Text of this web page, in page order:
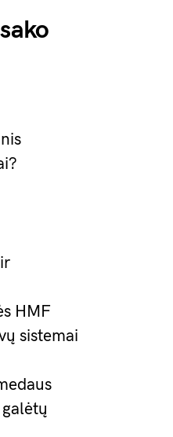
HMF
sistemai